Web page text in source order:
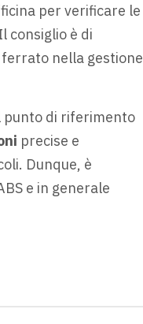
per verificare le
consiglio è di
nella gestione
punto di riferimento
precise e
Dunque, è
e in generale